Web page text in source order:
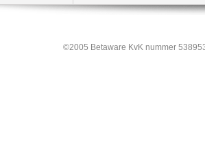
©2005 Betaware KvK nummer